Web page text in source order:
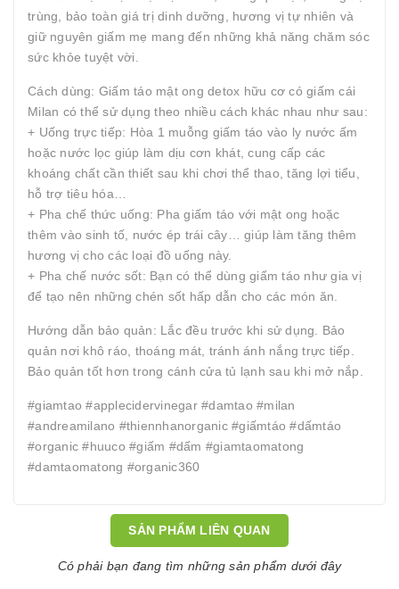
trùng, bảo toàn giá trị dinh dưỡng, hương vị tự nhiên và
giữ nguyên giấm mẹ mang đến những khả năng chăm sóc
sức khỏe tuyệt vời.
Cách dùng: Giấm táo mật ong detox hữu cơ có giấm cái
Milan có thể sử dụng theo nhiều cách khác nhau như sau:
+ Uống trực tiếp: Hòa 1 muỗng giấm táo vào ly nước ấm
hoặc nước lọc giúp làm dịu cơn khát, cung cấp các
khoáng chất cần thiết sau khi chơi thể thao, tăng lợi tiểu,
hỗ trợ tiêu hóa…
+ Pha chế thức uống: Pha giấm táo với mật ong hoặc
thêm vào sinh tố, nước ép trái cây… giúp làm tăng thêm
hương vị cho các loại đồ uống này.
+ Pha chế nước sốt: Bạn có thể dùng giấm táo như gia vị
để tạo nên những chén sốt hấp dẫn cho các món ăn.
Hướng dẫn bảo quản: Lắc đều trước khi sử dụng. Bảo
quản nơi khô ráo, thoáng mát, tránh ánh nắng trực tiếp.
Bảo quản tốt hơn trong cánh cửa tủ lạnh sau khi mở nắp.
#giamtao #applecidervinegar #damtao #milan
#andreamilano #thiennhanorganic #giấmtáo #dấmtáo
#organic #huuco #giấm #dấm #giamtaomatong
#damtaomatong #organic360
SẢN PHẨM LIÊN QUAN
Có phải bạn đang tìm những sản phẩm dưới đây